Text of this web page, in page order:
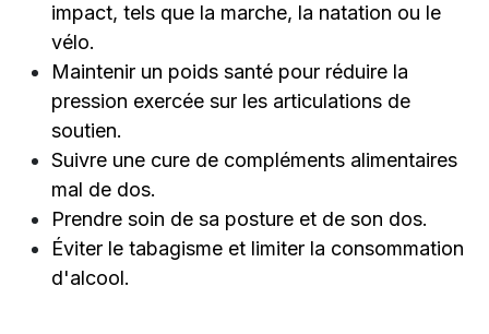
impact, tels que la marche, la natation ou le
vélo.
Maintenir un poids santé pour réduire la
pression exercée sur les articulations de
soutien.
Suivre une cure de compléments alimentaires
mal de dos.
Prendre soin de sa posture et de son dos.
Éviter le tabagisme et limiter la consommation
d'alcool.